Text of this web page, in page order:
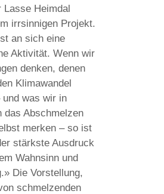
Lasse Heimdal
irrsinnigen Projekt.
an sich eine
Aktivität. Wenn wir
denken, denen
Klimawandel
was wir in
das Abschmelzen
merken – so ist
stärkste Ausdruck
Wahnsinn und
Die Vorstellung,
schmelzenden